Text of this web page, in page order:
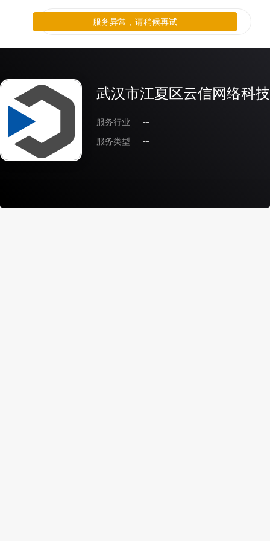
武汉市江夏区云信网络科
服务行业
--
服务类型
--
服务异常，请稍候再试